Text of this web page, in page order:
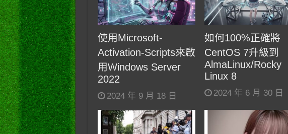
使用Microsoft-
Activation-Scripts來啟
用Windows Server
2022
2024 年 9 月 18 日
如何100%正確將
CentOS 7升級到
AlmaLinux/Rocky
Linux 8
2024 年 6 月 30 日